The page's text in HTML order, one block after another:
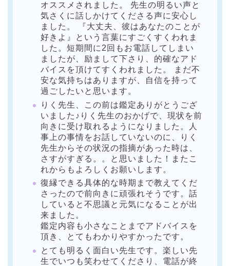
オススメされました。 先生の明るい声と
気さくに話しかけてくださる声に安心し
ました。 『大丈夫、彼はあなたのことが
好きよ』という言葉にすごくすくわれま
した。短期間に2回もお電話してしまい
ましたが、励まして下さり、的確なアド
バイスを頂けてすくわれました。 まだ不
安な気持ちはありますが、自信を持って
過ごしたいと思います。
りく先生、この前は鑑定ありがとうござ
いました♪りく先生のおかげで、現状を前
向きに受け取れるようになりました。人
事上の事情をお話していないのに、りく
先生からその状況の指摘があった時は、
さすがすぎる。。と思いました！またこ
れからもよろしくお願いします。
復縁できる具体的な時期まで教えてくだ
さったので前向きに頑張れそうです。話
していると不思議と元気になることが出
来ました。
鑑定内容も小さなことまでアドバイスを
頂き、とてもわかりやすかったです。
とても明るく面白い先生です。楽しい先
生でいつも笑わせてくださり、電話が終